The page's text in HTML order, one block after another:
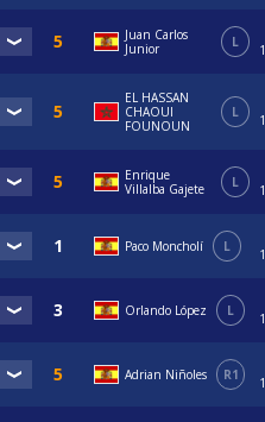
Juan Carlos
Junior
L
EL HASSAN
CHAOUI
FOUNOUN
L
Enrique
Villalba Gajete
L
Paco Moncholí L
Orlando López L
Adrian Niñoles R1